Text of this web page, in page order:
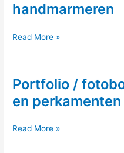
enveloppen
handmarmeren
handmarmeren
Read More »
Portfolio /
en
Portfolio
Read More »